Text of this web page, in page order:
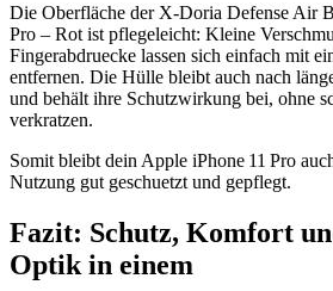
Die Oberfläche der X-Doria Defense Air
Pro – Rot ist pflegeleicht: Kleine
Fingerabdruecke lassen sich einfach mit
entfernen. Die Hülle bleibt auch nach
und behält ihre Schutzwirkung bei, ohne
verkratzen.
Somit bleibt dein Apple iPhone 11 Pro
Nutzung gut geschuetzt und gepflegt.
Fazit: Schutz, Komfort
Optik in einem